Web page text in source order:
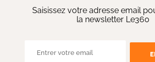
Saisissez votre adresse email
la newsletter Le360